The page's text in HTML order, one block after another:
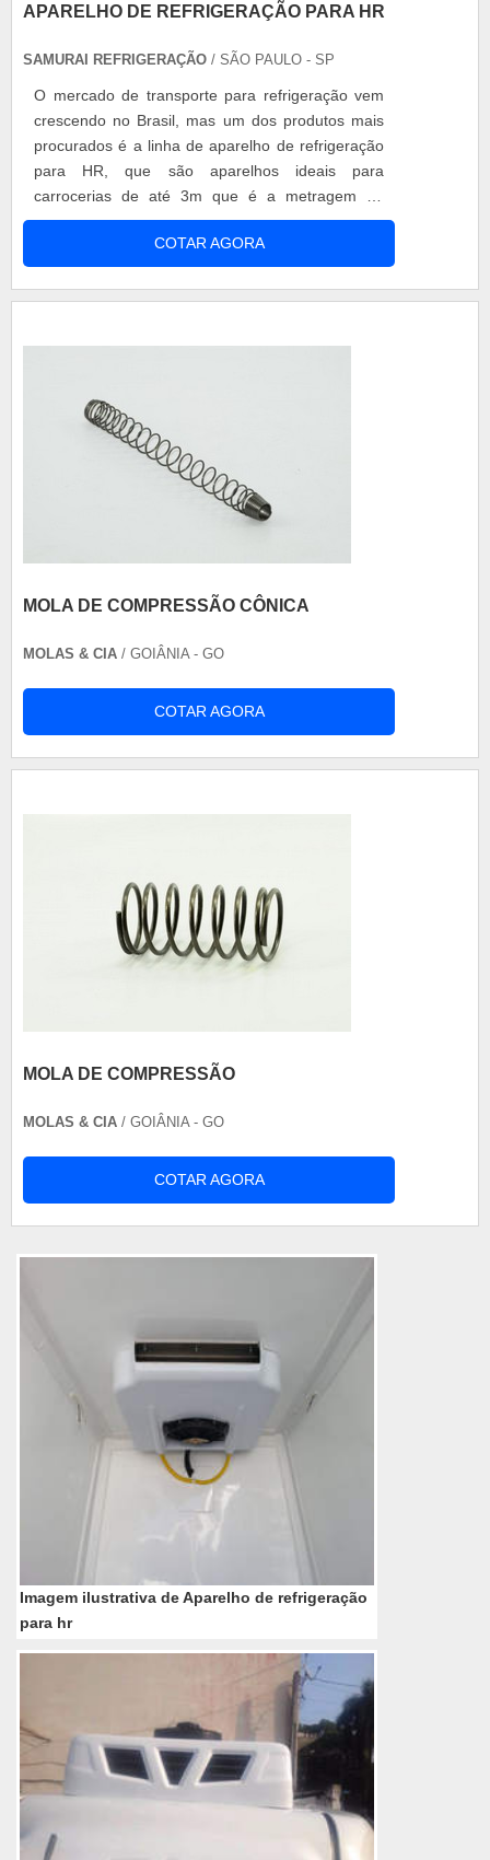
APARELHO DE REFRIGERAÇÃO PARA HR
SAMURAI REFRIGERAÇÃO / SÃO PAULO - SP
O mercado de transporte para refrigeração vem
crescendo no Brasil, mas um dos produtos mais
procurados é a linha de aparelho de refrigeração
para HR, que são aparelhos ideais para
carrocerias de até 3m que é a metragem de
carroceria que o veículo HR comporta, seja para
transportar resfriados ou congelados. O produto
também é muito importante para obter um bom
COTAR AGORA
MOLA DE COMPRESSÃO CÔNICA
MOLAS & CIA / GOIÂNIA - GO
COTAR AGORA
MOLA DE COMPRESSÃO
MOLAS & CIA / GOIÂNIA - GO
COTAR AGORA
Imagem ilustrativa de Aparelho de refrigeração
para hr